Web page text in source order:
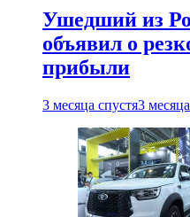
Ушедший из
объявил о
прибыли
3 месяца спустя3